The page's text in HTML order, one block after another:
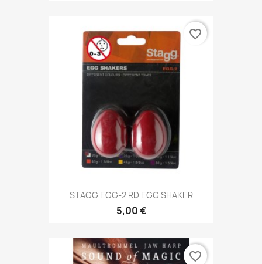
STAGG EGG-2 RD EGG SHAKER
5,00 €
favorite_border
favorite_border